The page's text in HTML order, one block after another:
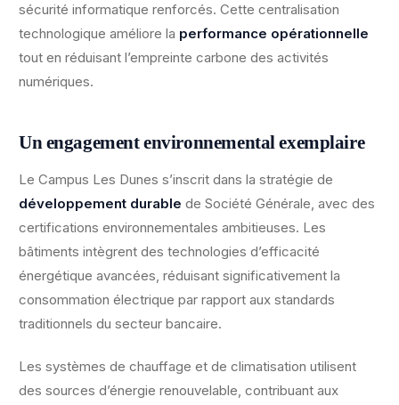
sécurité informatique renforcés. Cette centralisation
technologique améliore la performance opérationnelle
tout en réduisant l’empreinte carbone des activités
numériques.
Un engagement environnemental exemplaire
Le Campus Les Dunes s’inscrit dans la stratégie de
développement durable de Société Générale, avec des
certifications environnementales ambitieuses. Les
bâtiments intègrent des technologies d’efficacité
énergétique avancées, réduisant significativement la
consommation électrique par rapport aux standards
traditionnels du secteur bancaire.
Les systèmes de chauffage et de climatisation utilisent
des sources d’énergie renouvelable, contribuant aux